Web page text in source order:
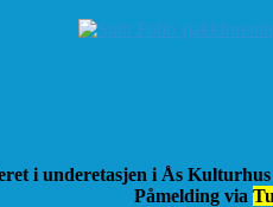
i underetasjen i Ås
Påmelding via